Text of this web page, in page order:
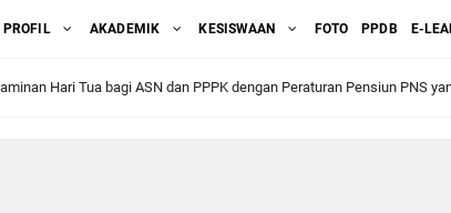
PROFIL AKADEMIK KESISWAAN FOTO PPDB E-
Hari Tua bagi ASN dan PPPK dengan Peraturan Pensiun PNS